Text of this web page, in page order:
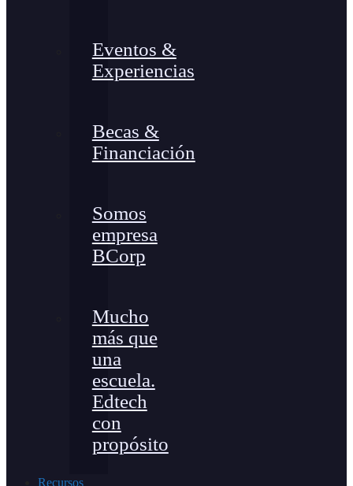
Eventos &
Experiencias
Becas &
Financiación
Somos
empresa
BCorp
Mucho
más que
una
escuela.
Edtech
con
propósito
Recursos